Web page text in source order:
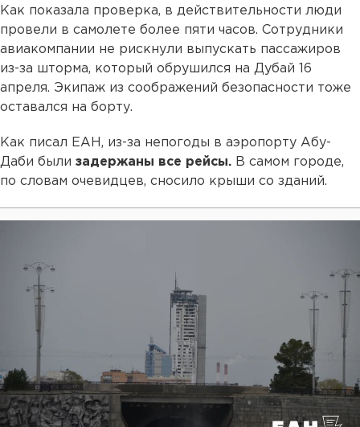
Как показала проверка, в действительности люди
провели в самолете более пяти часов. Сотрудники
авиакомпании не рискнули выпускать пассажиров
из-за шторма, который обрушился на Дубай 16
апреля. Экипаж из соображений безопасности тоже
оставался на борту.
Как писал ЕАН, из-за непогоды в аэропорту Абу-
Даби были задержаны все рейсы. В самом городе,
по словам очевидцев, сносило крыши со зданий.